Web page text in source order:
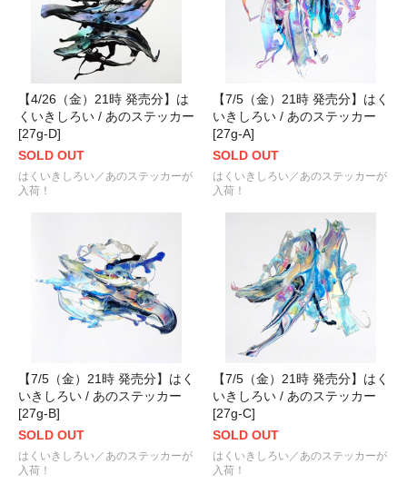
【4/26（金）21時 発売分】は
くいきしろい / あのステッカー
[27g-D]
SOLD OUT
はくいきしろい／あのステッカーが
入荷！
【7/5（金）21時 発売分】はく
いきしろい / あのステッカー
[27g-A]
SOLD OUT
はくいきしろい／あのステッカーが
入荷！
【7/5（金）21時 発売分】はく
いきしろい / あのステッカー
[27g-B]
SOLD OUT
はくいきしろい／あのステッカーが
入荷！
【7/5（金）21時 発売分】はく
いきしろい / あのステッカー
[27g-C]
SOLD OUT
はくいきしろい／あのステッカーが
入荷！